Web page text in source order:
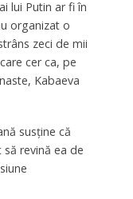
lui Putin ar fi în
organizat o
zeci de mii
cer ca, pe
Kabaeva
susține că
revină ea de